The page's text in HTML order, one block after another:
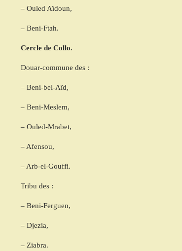
– Ouled Aïdoun,
– Beni-Ftah.
Cercle de Collo.
Douar-commune des :
– Beni-bel-Aïd,
– Beni-Meslem,
– Ouled-Mrabet,
– Afensou,
– Arb-el-Gouffi.
Tribu des :
– Beni-Ferguen,
– Djezia,
– Ziabra.